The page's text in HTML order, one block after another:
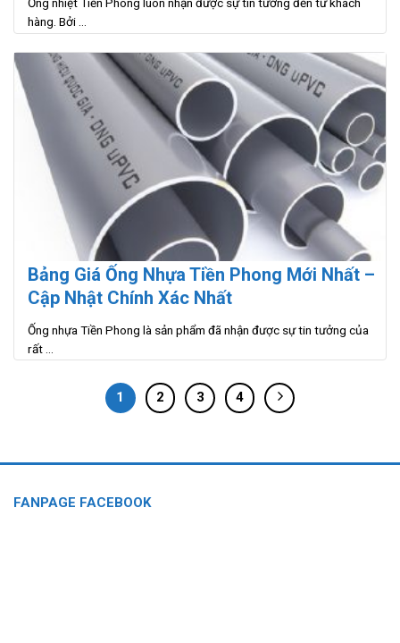
Ống nhiệt Tiền Phong luôn nhận được sự tin tưởng đến từ khách
hàng. Bởi ...
Bảng Giá Ống Nhựa Tiền Phong Mới Nhất –
Cập Nhật Chính Xác Nhất
Ống nhựa Tiền Phong là sản phẩm đã nhận được sự tin tưởng của
rất ...
1 2 3 4
FANPAGE FACEBOOK